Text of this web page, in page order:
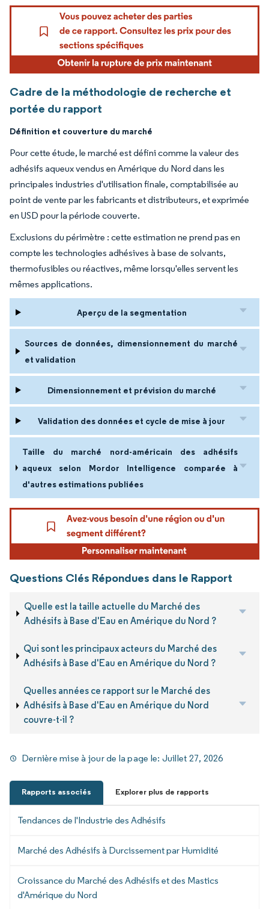
Cadre de la méthodologie de recherche et
portée du rapport
Définition et couverture du marché
Pour cette étude, le marché est défini comme la valeur des
adhésifs aqueux vendus en Amérique du Nord dans les
principales industries d'utilisation finale, comptabilisée au
point de vente par les fabricants et distributeurs, et exprimée
en USD pour la période couverte.
Exclusions du périmètre : cette estimation ne prend pas en
compte les technologies adhésives à base de solvants,
thermofusibles ou réactives, même lorsqu'elles servent les
mêmes applications.
Aperçu de la segmentation
Sources de données, dimensionnement du marché
et validation
Dimensionnement et prévision du marché
Validation des données et cycle de mise à jour
Taille du marché nord-américain des adhésifs
aqueux selon Mordor Intelligence comparée à
d'autres estimations publiées
Questions Clés Répondues dans le Rapport
Quelle est la taille actuelle du Marché des
Adhésifs à Base d'Eau en Amérique du Nord ?
Qui sont les principaux acteurs du Marché des
Adhésifs à Base d'Eau en Amérique du Nord ?
Quelles années ce rapport sur le Marché des
Adhésifs à Base d'Eau en Amérique du Nord
couvre-t-il ?
Dernière mise à jour de la page le: Juillet 27, 2026
Rapports associés Explorer plus de rapports
Tendances de l'Industrie des Adhésifs
Marché des Adhésifs à Durcissement par Humidité
Croissance du Marché des Adhésifs et des Mastics
d'Amérique du Nord